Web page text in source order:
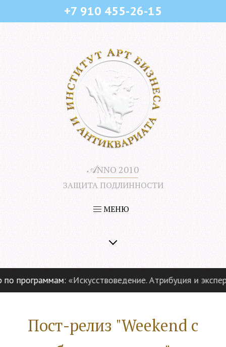
+7 910 455-26-15
𝒜NNO 2010
ЗАЩИТА ПОДЛИННОСТИ
МЕНЮ
«Искусствоведение. Атрибуция и экспертиза
Пост-релиз "Weekend с